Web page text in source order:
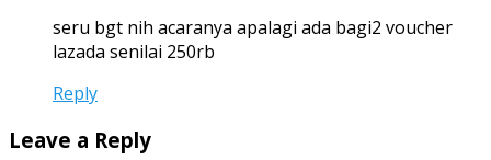
seru bgt nih acaranya apalagi ada bagi2 voucher
lazada senilai 250rb
Reply
Leave a Reply